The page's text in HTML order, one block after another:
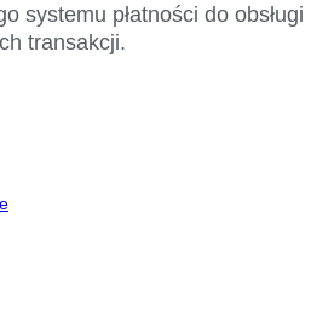
systemu płatności do obsługi
transakcji.